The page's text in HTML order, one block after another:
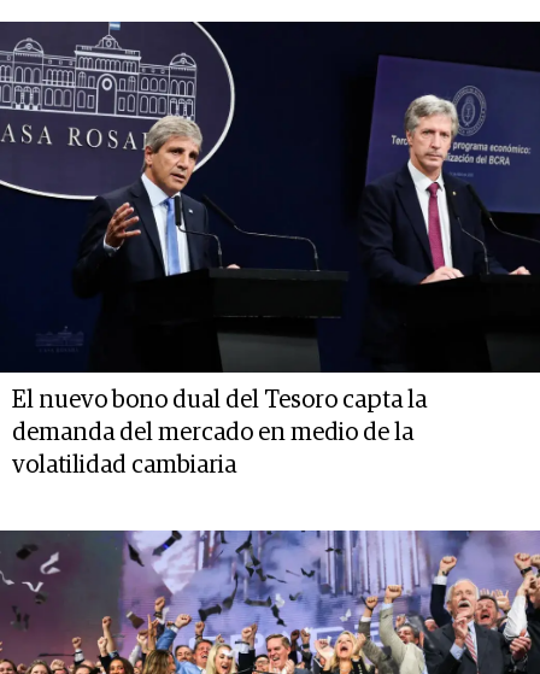
El nuevo bono dual del Tesoro capta la
demanda del mercado en medio de la
volatilidad cambiaria